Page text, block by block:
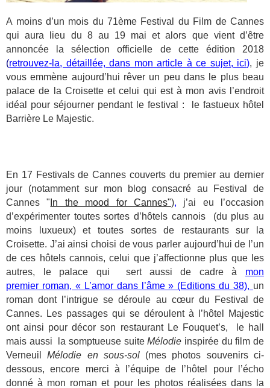
A moins d’un mois du 71ème Festival du Film de Cannes
qui aura lieu du 8 au 19 mai et alors que vient d’être
annoncée la sélection officielle de cette édition 2018
(retrouvez-la, détaillée, dans mon article à ce sujet, ici), je
vous emmène aujourd’hui rêver un peu dans le plus beau
palace de la Croisette et celui qui est à mon avis l’endroit
idéal pour séjourner pendant le festival : le fastueux hôtel
Barrière Le Majestic.
En 17 Festivals de Cannes couverts du premier au dernier
jour (notamment sur mon blog consacré au Festival de
Cannes " In the mood for Cannes"), j’ai eu l’occasion
d’expérimenter toutes sortes d’hôtels cannois (du plus au
moins luxueux) et toutes sortes de restaurants sur la
Croisette. J’ai ainsi choisi de vous parler aujourd’hui de l’un
de ces hôtels cannois, celui que j’affectionne plus que les
autres, le palace qui sert aussi de cadre à mon
premier roman, « L’amor dans l’âme » (Editions du 38), un
roman dont l’intrigue se déroule au cœur du Festival de
Cannes. Les passages qui se déroulent à l’hôtel Majestic
ont ainsi pour décor son restaurant Le Fouquet’s, le hall
mais aussi la somptueuse suiteMélodie inspirée du film de
VerneuilMélodie en sous-sol(mes photos souvenirs ci-
dessous, encore merci à l’équipe de l’hôtel pour l’écho
donné à mon roman et pour les photos réalisées dans la